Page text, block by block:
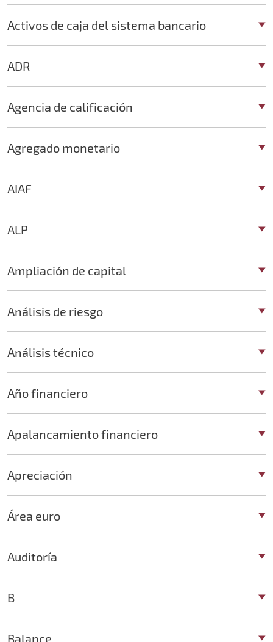
Activos de caja del sistema bancario
ADR
Agencia de calificación
Agregado monetario
AIAF
ALP
Ampliación de capital
Análisis de riesgo
Análisis técnico
Año financiero
Apalancamiento financiero
Apreciación
Área euro
Auditoría
B
Balance